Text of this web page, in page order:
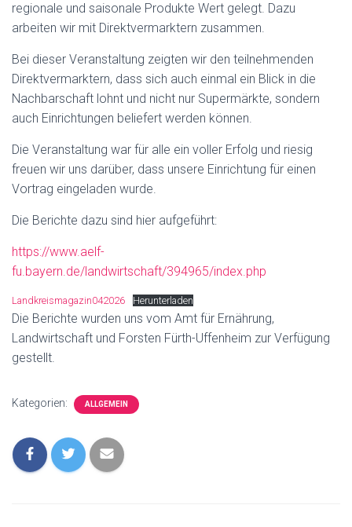
regionale und saisonale Produkte Wert gelegt. Dazu
arbeiten wir mit Direktvermarktern zusammen.
Bei dieser Veranstaltung zeigten wir den teilnehmenden
Direktvermarktern, dass sich auch einmal ein Blick in die
Nachbarschaft lohnt und nicht nur Supermärkte, sondern
auch Einrichtungen beliefert werden können.
Die Veranstaltung war für alle ein voller Erfolg und riesig
freuen wir uns darüber, dass unsere Einrichtung für einen
Vortrag eingeladen wurde.
Die Berichte dazu sind hier aufgeführt:
https://www.aelf-
fu.bayern.de/landwirtschaft/394965/index.php
Landkreismagazin042026 Herunterladen
Die Berichte wurden uns vom Amt für Ernährung,
Landwirtschaft und Forsten Fürth-Uffenheim zur Verfügung
gestellt.
Kategorien: ALLGEMEIN